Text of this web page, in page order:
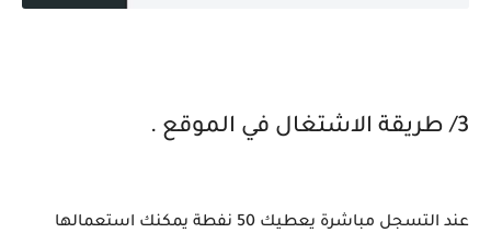
3/ طريقة الاشتغال في الموقع .
عند التسجل مباشرة يعطيك 50 نفطة يمكنك استعمالها